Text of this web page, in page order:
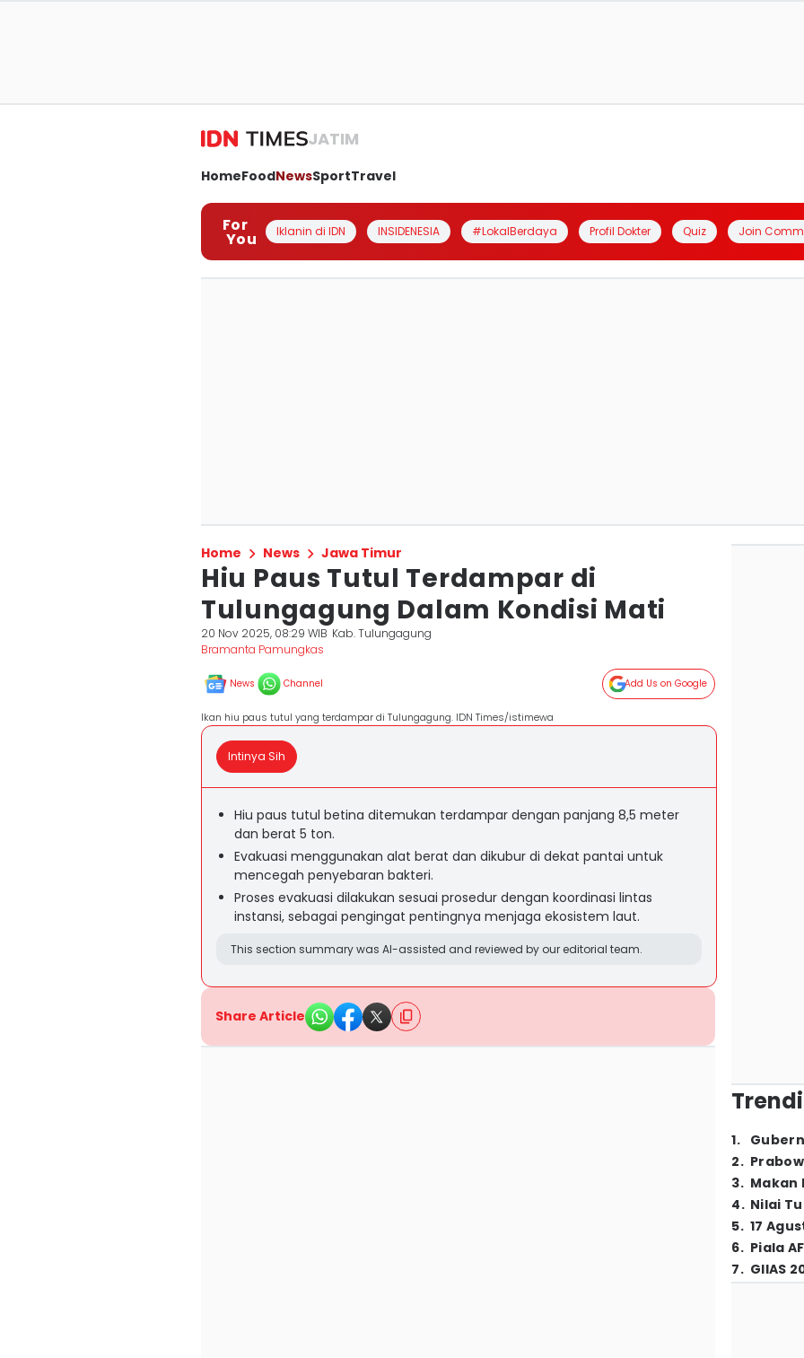
JATIM
HomeFoodNewsSportTravel
For
You Iklanin di IDN INSIDENESIA #LokalBerdaya Profil Dokter Quiz Join
Home News Jawa Timur
Hiu Paus Tutul Terdampar di
Tulungagung Dalam Kondisi Mati
20 Nov 2025, 08:29 WIB Kab. Tulungagung
Bramanta Pamungkas
News Channel Add Us on Google
Ikan hiu paus tutul yang terdampar di Tulungagung. IDN Times/istimewa
Intinya Sih
Hiu paus tutul betina ditemukan terdampar dengan panjang 8,5 meter
dan berat 5 ton.
Evakuasi menggunakan alat berat dan dikubur di dekat pantai untuk
mencegah penyebaran bakteri.
Proses evakuasi dilakukan sesuai prosedur dengan koordinasi lintas
instansi, sebagai pengingat pentingnya menjaga ekosistem laut.
This section summary was AI-assisted and reviewed by our editorial team.
Share Article
1.
2.
3. Makan
4. Nilai
5. 17
6. Piala
7. GIIAS